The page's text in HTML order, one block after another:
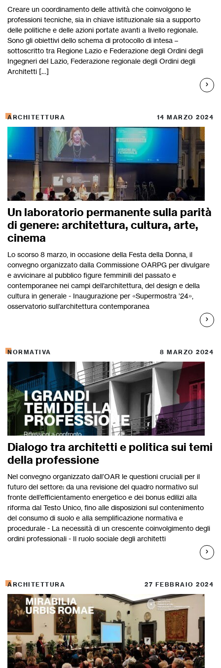
Creare un coordinamento delle attività che coinvolgono le
professioni tecniche, sia in chiave istituzionale sia a supporto
delle politiche e delle azioni portate avanti a livello regionale.
Sono gli obiettivi dello schema di protocollo di intesa –
sottoscritto tra Regione Lazio e Federazione degli Ordini degli
Ingegneri del Lazio, Federazione regionale degli Ordini degli
Architetti […]
ARCHITETTURA 14 MARZO 2024
Un laboratorio permanente sulla parità
di genere: architettura, cultura, arte,
cinema
Lo scorso 8 marzo, in occasione della Festa della Donna, il
convegno organizzato dalla Commissione OARPG per divulgare
e avvicinare al pubblico figure femminili del passato e
contemporanee nei campi dell’architettura, del design e della
cultura in generale - Inaugurazione per «Supermostra ’24»,
osservatorio sull’architettura contemporanea
NORMATIVA 8 MARZO 2024
Dialogo tra architetti e politica sui temi
della professione
Nel convegno organizzato dall’OAR le questioni cruciali per il
futuro del settore: da una revisione del quadro normativo sul
fronte dell’efficientamento energetico e dei bonus edilizi alla
riforma dal Testo Unico, fino alle disposizioni sul contenimento
del consumo di suolo e alla semplificazione normativa e
procedurale - La necessità di un crescente coinvolgimento degli
ordini professionali - Il ruolo sociale degli architetti
ARCHITETTURA 27 FEBBRAIO 2024